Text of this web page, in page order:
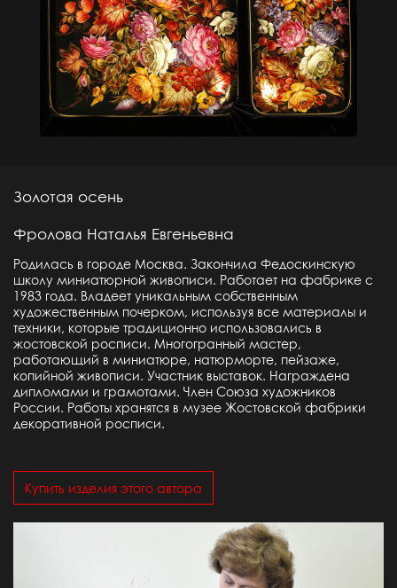
Золотая осень
Фролова Наталья Евгеньевна
Родилась в городе Москва. Закончила Федоскинскую
школу миниатюрной живописи. Работает на фабрике с
1983 года. Владеет уникальным собственным
художественным почерком, используя все материалы и
техники, которые традиционно использовались в
жостовской росписи. Многогранный мастер,
работающий в миниатюре, натюрморте, пейзаже,
копийной живописи. Участник выставок. Награждена
дипломами и грамотами. Член Союза художников
России. Работы хранятся в музее Жостовской фабрики
декоративной росписи.
Купить изделия этого автора